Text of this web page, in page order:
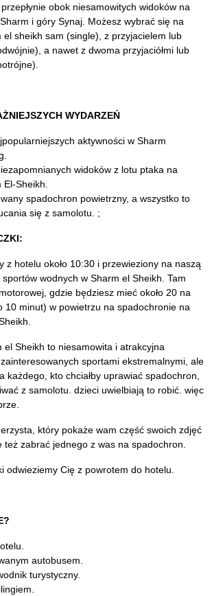
obok niesamowitych widoków na
i góry Synaj. Możesz wybrać się na
el sheikh sam (single), z przyjacielem lub
a nawet z dwoma przyjaciółmi lub
WYDARZEŃ
aktywności w Sharm
widoków z lotu ptaka na
Sheikh.
spadochron powietrzny, a wszystko to
się z samolotu. ;
z hotelu około 10:30 i przewieziony na naszą
wodnych w Sharm el Sheikh. Tam
gdzie będziesz mieć około 20 na
10 minut) w powietrzu na spadochronie na
el Sheikh to niesamowita i atrakcyjna
sportami ekstremalnymi, ale
każdego, kto chciałby uprawiać spadochron,
z samolotu. dzieci uwielbiają to robić. więc
który pokaże wam część swoich zdjęć
też zabrać jednego z was na spadochron.
odwieziemy Cię z powrotem do hotelu.
autobusem.
turystyczny.